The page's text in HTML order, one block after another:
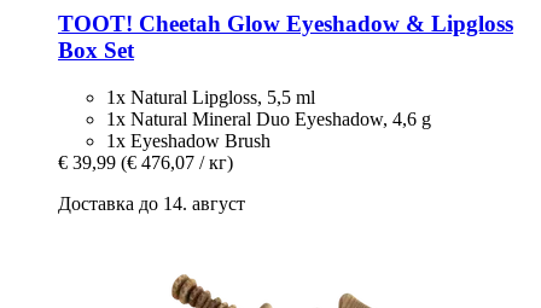
TOOT! Cheetah Glow Eyeshadow & Lipgloss
Box Set
1x Natural Lipgloss, 5,5 ml
1x Natural Mineral Duo Eyeshadow, 4,6 g
1x Eyeshadow Brush
€ 39,99 (€ 476,07 / кг)
Доставка до 14. август